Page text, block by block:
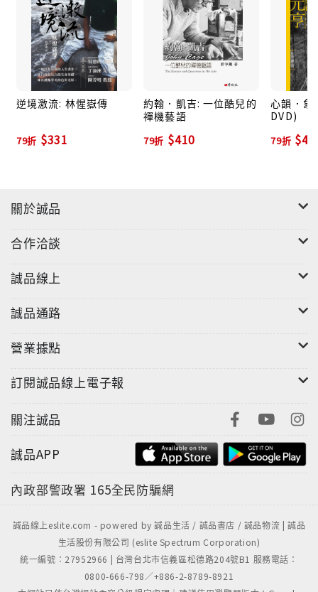
在音樂界的評價與地位，一直以來爭辯不斷。在歷經現
代主義與後現代主義的洗禮後，我們逐漸意識到人類集
體行動與背後強大的心靈力量造成的影響有多巨大；任
何一種新的見解，都有可能給予現階段的知識不同於以
往的評論與價值觀。
由於現代社會日益世俗化、民主化、電腦化和消費化，
過去門禁森嚴的古典音樂學術界，勢必得對日益嚴峻的
藝術家；全面探討史特拉汶斯基的音樂起源，針對世紀
精闢分析史特拉汶斯基的文化影響力。
本書不只是史特拉汶斯基的傳記，更是20世紀重要藝術
思想著作。帶領你跨越藝術，感受音樂傳奇不同凡響的
思維與啟發，看見不一樣的史特拉汶斯基。
逆境激流: 林惺嶽傳
79折 $331
約翰．凱吉: 一位酷兒的
禪機藝語
79折 $410
心韻．象
DVD)
79折
關於誠品
合作洽談
誠品線上
誠品通路
營業據點
訂閱誠品線上電子報
關注誠品
誠品APP
內政部警政署 165全民防騙網
誠品線上eslite.com - powered by 誠品生活 / 誠品書店 / 誠品物流 | 誠品
生活股份有限公司 (eslite Spectrum Corporation)
統一編號：27952966 | 台灣台北市信義區松德路204號B1 服務電話：
0800-666-798／+886-2-8789-8921